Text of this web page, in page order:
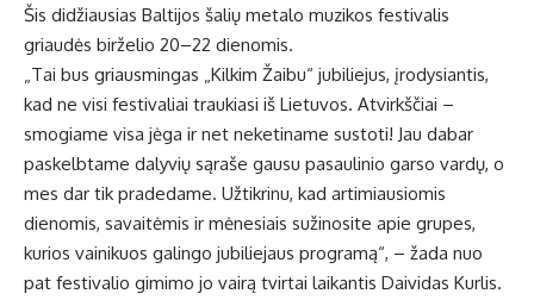
Šis didžiausias Baltijos šalių metalo muzikos festivalis
griaudės birželio 20–22 dienomis.
„Tai bus griausmingas „Kilkim Žaibu“ jubiliejus, įrodysiantis,
kad ne visi festivaliai traukiasi iš Lietuvos. Atvirkščiai –
smogiame visa jėga ir net neketiname sustoti! Jau dabar
paskelbtame dalyvių sąraše gausu pasaulinio garso vardų, o
mes dar tik pradedame. Užtikrinu, kad artimiausiomis
dienomis, savaitėmis ir mėnesiais sužinosite apie grupes,
kurios vainikuos galingo jubiliejaus programą“, – žada nuo
pat festivalio gimimo jo vairą tvirtai laikantis Daividas Kurlis.